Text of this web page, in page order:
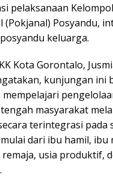
pelaksanaan
(Pokjanal) Posyandu,
keluarga.
Kota Gorontalo,
kunjungan ini
mempelajari
masyarakat
terintegrasi pada
dari ibu hamil, ibu
usia produktif,